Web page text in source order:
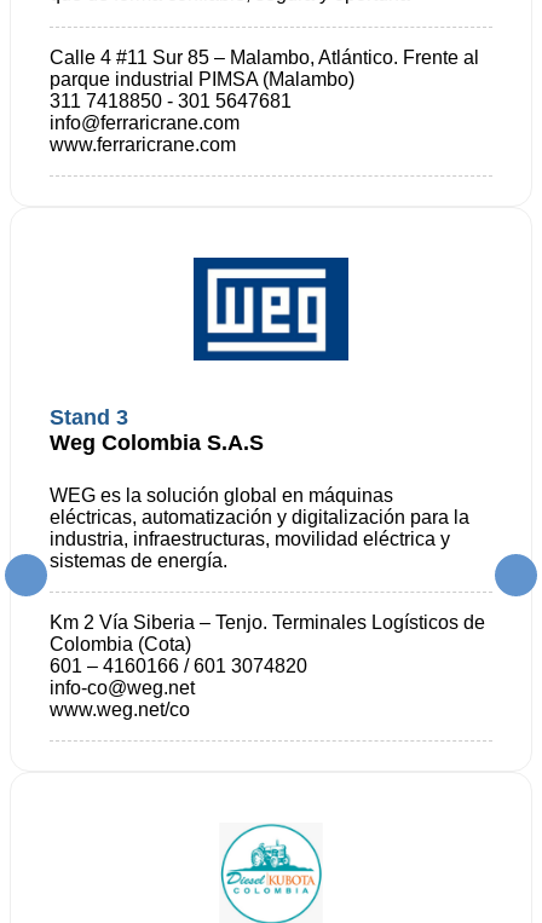
garantía y excelencia.
Calle 4 #11 Sur 85 – Malambo, Atlántico. Frente al
parque industrial PIMSA (Malambo)
311 7418850 - 301 5647681
info@ferraricrane.com
www.ferraricrane.com
Stand 3
Weg Colombia S.A.S
WEG es la solución global en máquinas
eléctricas, automatización y digitalización para la
industria, infraestructuras, movilidad eléctrica y
sistemas de energía.
Km 2 Vía Siberia – Tenjo. Terminales Logísticos de
Colombia (Cota)
601 – 4160166 / 601 3074820
info-co@weg.net
www.weg.net/co